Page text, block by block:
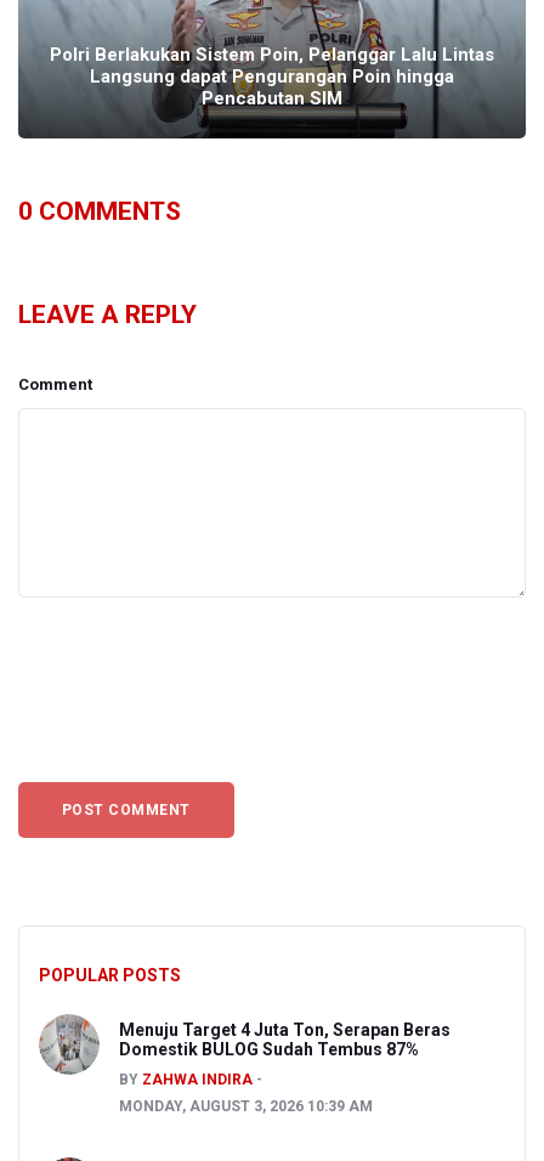
Polri Berlakukan Sistem Poin, Pelanggar Lalu Lintas
Langsung dapat Pengurangan Poin hingga
Pencabutan SIM
0 COMMENTS
LEAVE A REPLY
Comment
POPULAR POSTS
Menuju Target 4 Juta Ton, Serapan Beras
Domestik BULOG Sudah Tembus 87%
BY ZAHWA INDIRA
MONDAY, AUGUST 3, 2026 10:39 AM